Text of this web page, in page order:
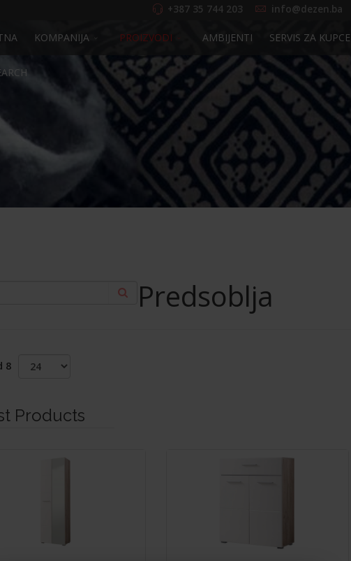
KOMPANIJA PROIZVODI AMBIJENTI SERVIS ZA KUPCE
+387 35 744 203 info@dezen.ba
Predsoblja
8
Products